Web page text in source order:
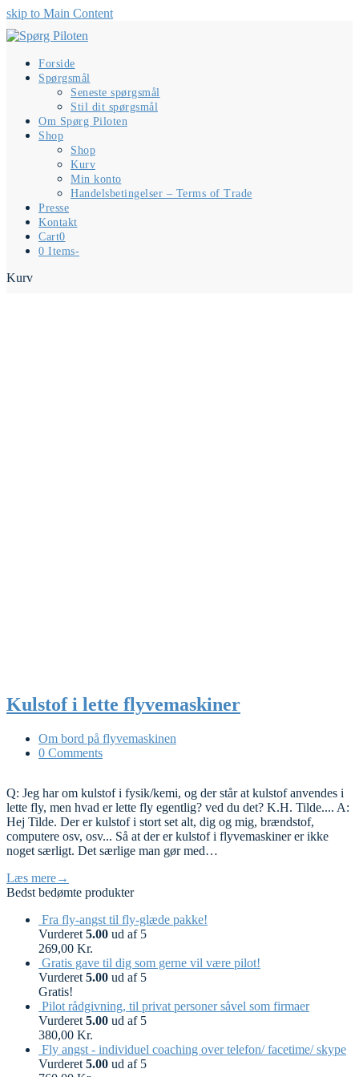
skip to Main Content
Forside
Spørgsmål
Seneste spørgsmål
Stil dit spørgsmål
Om Spørg Piloten
Shop
Shop
Kurv
Min konto
Handelsbetingelser – Terms of Trade
Presse
Kontakt
Cart0
0 Items-
Kurv
Kulstof i lette flyvemaskiner
Om bord på flyvemaskinen
0 Comments
Q: Jeg har om kulstof i fysik/kemi, og der står at kulstof anvendes i
lette fly, men hvad er lette fly egentlig? ved du det? K.H. Tilde.... A:
Hej Tilde. Der er kulstof i stort set alt, dig og mig, brændstof,
computere osv, osv... Så at der er kulstof i flyvemaskiner er ikke
noget særligt. Det særlige man gør med…
Læs mere→
Bedst bedømte produkter
Fra fly-angst til fly-glæde pakke!
Vurderet 5.00 ud af 5
269,00 Kr.
Gratis gave til dig som gerne vil være pilot!
Vurderet 5.00 ud af 5
Gratis!
Pilot rådgivning, til privat personer såvel som firmaer
Vurderet 5.00 ud af 5
380,00 Kr.
Fly angst - individuel coaching over telefon/ facetime/ skype
Vurderet 5.00 ud af 5